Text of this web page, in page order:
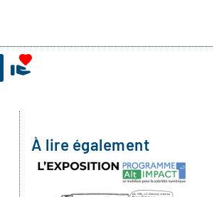
À lire également